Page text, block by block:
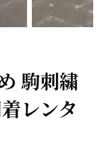
駒刺繍
レンタ